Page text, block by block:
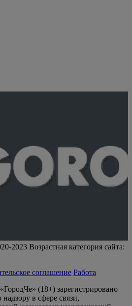
Возрастная категория сайта:
соглашение Работа
(18+) зарегистрировано
в сфере связи,